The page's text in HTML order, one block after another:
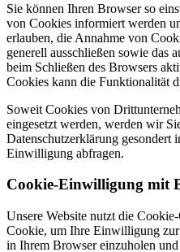
Sie können Ihren Browser so
von Cookies informiert werden
erlauben, die Annahme von
generell ausschließen sowie das
beim Schließen des Browsers
Cookies kann die Funktionalität
Soweit Cookies von
eingesetzt werden, werden wir
Datenschutzerklärung gesondert
Einwilligung abfragen.
Cookie-Einwilligung mit
Unsere Website nutzt die
Cookie, um Ihre Einwilligung
in Ihrem Browser einzuholen